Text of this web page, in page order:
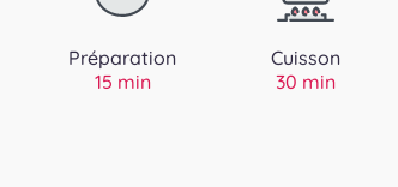
Préparation
15 min
Cuisson
30 min